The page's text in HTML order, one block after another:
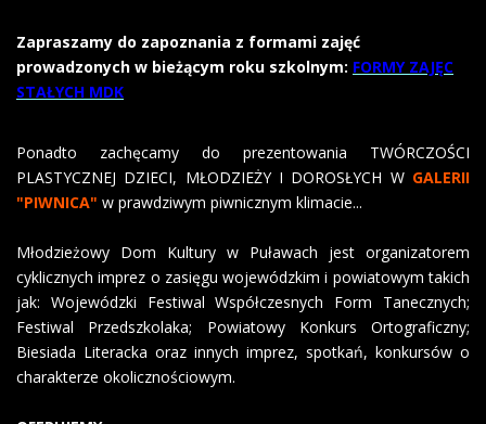
Zapraszamy do zapoznania z formami zajęć
prowadzonych w bieżącym roku szkolnym: FORMY ZAJĘC
STAŁYCH MDK
Ponadto zachęcamy do prezentowania TWÓRCZOŚCI
PLASTYCZNEJ DZIECI, MŁODZIEŻY I DOROSŁYCH W GALERII
"PIWNICA" w prawdziwym piwnicznym klimacie...
Młodzieżowy Dom Kultury w Puławach jest organizatorem
cyklicznych imprez o zasięgu wojewódzkim i powiatowym takich
jak: Wojewódzki Festiwal Współczesnych Form Tanecznych;
Festiwal Przedszkolaka; Powiatowy Konkurs Ortograficzny;
Biesiada Literacka oraz innych imprez, spotkań, konkursów o
charakterze okolicznościowym.